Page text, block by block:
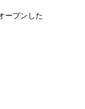
ープンした